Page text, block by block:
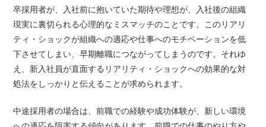
卒採用者が、入社前に抱いていた期待や理想が、入社後の組織
現実に裏切られる心理的なミスマッチのことです。このリアリ
ティ・ショックが組織への適応や仕事へのモチベーションを低
下させてしまい、早期離職につながってしまうのです。それゆ
え、新入社員が直面するリアリティ・ショックへの効果的な対
処法をしっかりと伝えることが求められます。
中途採用者の場合は、前職での経験や成功体験が、新しい環境